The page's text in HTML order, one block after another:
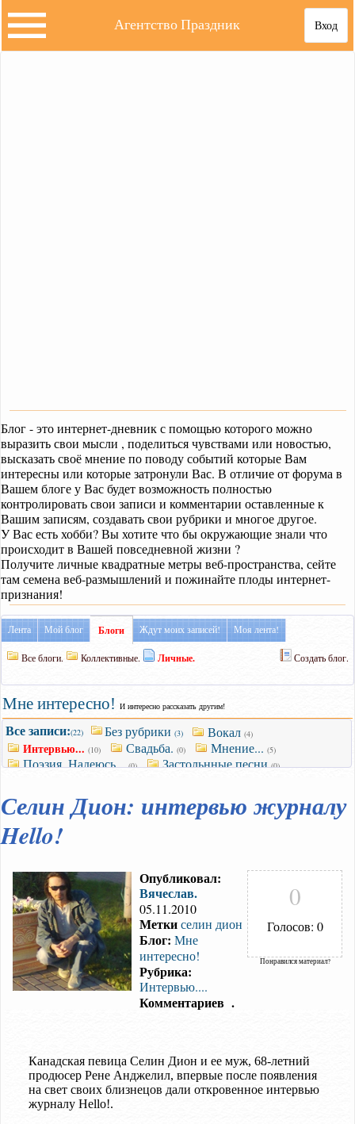
Вход
Агентство Праздник
Блог - это интернет-дневник с помощью которого можно
выразить свои мысли , поделиться чувствами или новостью,
высказать своё мнение по поводу событий которые Вам
интересны или которые затронули Вас. В отличие от форума в
Вашем блоге у Вас будет возможность полностью
контролировать свои записи и комментарии оставленные к
Вашим записям, создавать свои рубрики и многое другое.
У Вас есть хобби? Вы хотите что бы окружающие знали что
происходит в Вашей повседневной жизни ?
Получите личные квадратные метры веб-пространства, сейте
там семена веб-размышлений и пожинайте плоды интернет-
признания!
Лента Мой блог Блоги Ждут моих записей! Моя лента!
Все блоги. Коллективные. Личные. Создать блог.
Мне интересно! И интересно рассказать другим!
Все записи:(22) Без рубрики (3) Вокал (4)
Интервью... (10) Свадьба. (0) Мнение... (5)
Поэзия. Надеюсь... (0) Застольнные песни (0)
Селин Дион: интервью журналу
Hello!
Опубликовал:
Вячеслав.
05.11.2010
Меткиселин дион
Блог: Мне
интересно!
Рубрика:
Интервью....
Комментариев .
0
Голосов: 0
Понравился материал?
Канадская певица Селин Дион и ее муж, 68-летний
продюсер Рене Анджелил, впервые после появления
на свет своих близнецов дали откровенное интервью
журналу Hello!.